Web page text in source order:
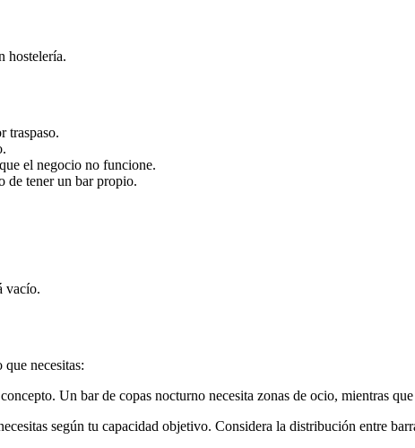
hostelería.
traspaso.
el negocio no funcione.
de tener un bar propio.
vacío.
necesitas:
Un bar de copas nocturno necesita zonas de ocio, mientras
según tu capacidad objetivo. Considera la distribución entre